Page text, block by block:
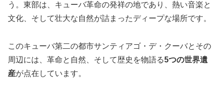
う。東部は、キューバ革命の発祥の地であり、熱い音楽と
文化、そして壮大な自然が詰まったディープな場所です。
このキューバ第二の都市サンティアゴ・デ・クーバとその
周辺には、革命と自然、そして歴史を物語る5つの世界遺
産が点在しています。